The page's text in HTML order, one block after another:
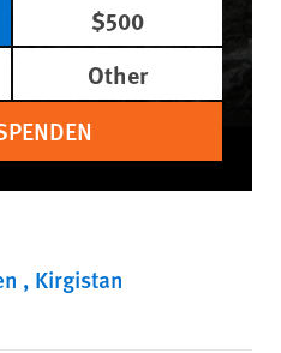
$500
Other
Kirgistan